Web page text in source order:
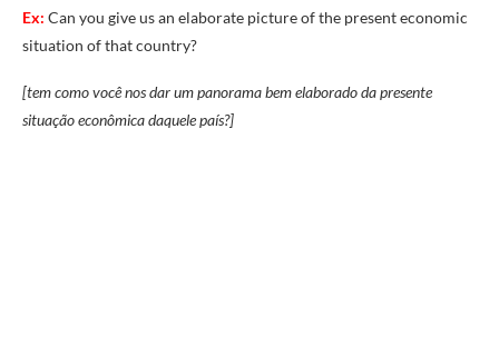
Ex: Can you give us an elaborate picture of the present economic
situation of that country?
[tem como você nos dar um panorama bem elaborado da presente
situação econômica daquele país?]